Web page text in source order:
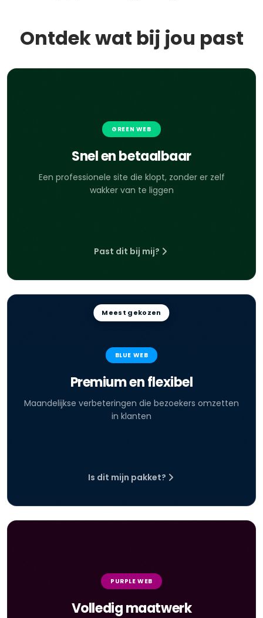
Ontdek wat bij jou past
GREEN WEB
Snel en betaalbaar
Een professionele site die klopt, zonder er zelf
wakker van te liggen
Past dit bij mij?
Meest gekozen
BLUE WEB
Premium en flexibel
Maandelijkse verbeteringen die bezoekers omzetten
in klanten
Is dit mijn pakket?
PURPLE WEB
Volledig maatwerk